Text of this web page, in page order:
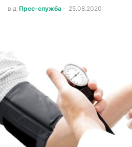
від Прес-служба - 25.08.2020